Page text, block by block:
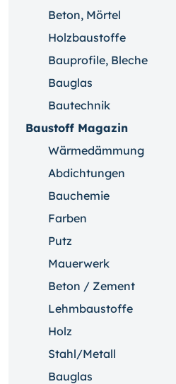
Beton, Mörtel
Holzbaustoffe
Bauprofile, Bleche
Bauglas
Bautechnik
Baustoff Magazin
Wärmedämmung
Abdichtungen
Bauchemie
Farben
Putz
Mauerwerk
Beton / Zement
Lehmbaustoffe
Holz
Stahl/Metall
Bauglas